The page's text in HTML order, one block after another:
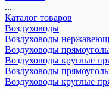
...
Каталог товаров
Воздуховоды
Воздуховоды
Воздуховоды
Воздуховоды круглые
Воздуховоды
Воздуховоды круглые